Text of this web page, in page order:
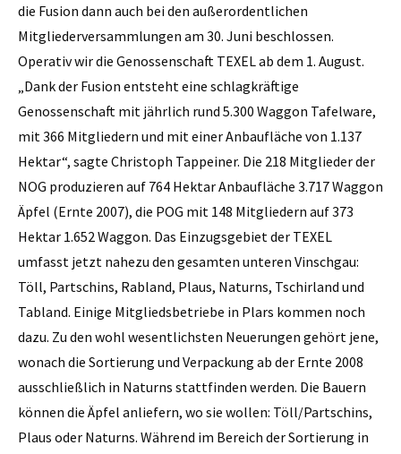
die Fusion dann auch bei den ­außerordentlichen
Mitgliederversammlungen am 30. Juni beschlossen.
Operativ wir die Genossenschaft TEXEL ab dem 1. August.
„Dank der Fusion entsteht eine schlagkräftige
Genossenschaft mit jährlich rund 5.300 Waggon Tafelware,
mit 366 Mitgliedern und mit einer Anbaufläche von 1.137
Hektar“, sagte Christoph Tappeiner. Die 218 Mitglieder der
NOG produzieren auf 764 Hektar Anbaufläche 3.717 Waggon
Äpfel (Ernte 2007), die POG mit 148 Mitgliedern auf 373
Hektar 1.652 Waggon. Das Einzugsgebiet der TEXEL
umfasst jetzt nahezu den ge­samten unteren Vinschgau:
Töll, ­Partschins, Rabland, Plaus, ­Naturns, Tschirland und
Tabland. Einige Mitgliedsbetriebe in Plars kommen noch
dazu. Zu den wohl wesentlichsten Neuerungen gehört jene,
wonach die Sortierung und Verpackung ab der Ernte 2008
ausschließlich in Naturns stattfinden werden. Die Bauern
können die Äpfel anliefern, wo sie wollen: Töll/Partschins,
Plaus oder Naturns. Während im Bereich der Sortierung in